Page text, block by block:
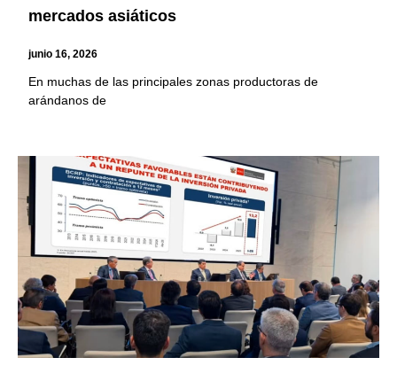
mercados asiáticos
junio 16, 2026
En muchas de las principales zonas productoras de
arándanos de